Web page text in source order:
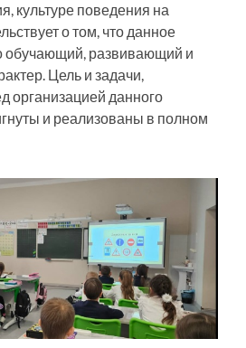
культуре поведения на
о том, что данное
обучающий, развивающий и
Цель и задачи,
организацией данного
и реализованы в полном